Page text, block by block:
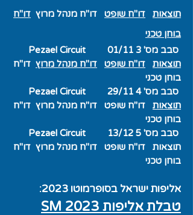
תוצאות
דו"ח שופט דו"ח מנהל מרוץ דו"ח
בוחן טכני
סבב מס' 3 01/11
Pezael Circuit
תוצאות
דו"ח שופט דו"ח מנהל מרוץ דו"ח
בוחן טכני
סבב מס' 4 29/11
Pezael Circuit
תוצאות
דו"ח שופט דו"ח מנהל מרוץ דו"ח
בוחן טכני
סבב מס' 5 13/12
Pezael Circuit
תוצאות
דו"ח שופט דו"ח מנהל מרוץ דו"ח
בוחן טכני
אליפות ישראל בסופרמוטו 2023 :
טבלת אליפות SM 20 23